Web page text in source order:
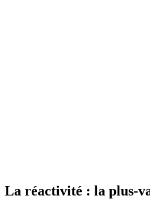
La réactivité : la plus-